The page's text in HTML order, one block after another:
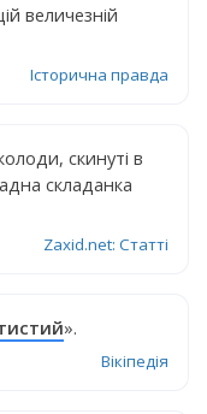
величезній
Історична правда
скинуті в
складанка
Zaxid.net: Статті
».
Вікіпедія